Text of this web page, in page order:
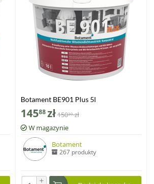
Botament BE901 Plus 5l
14588zł15039 zł
W magazynie
Botament
267 produkty
+